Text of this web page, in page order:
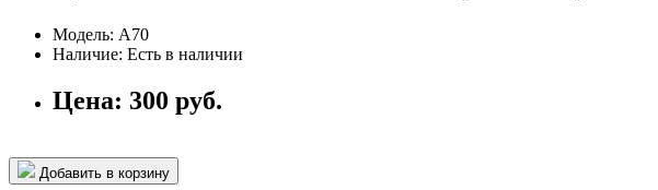
Модель: A70
Наличие: Есть в наличии
Цена: 300 руб.
Добавить в корзину